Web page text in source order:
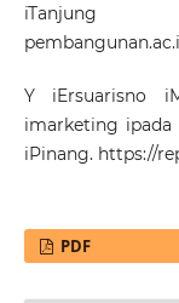
Y iErsuarisno
imarketing ipada
iPinang. https://
PDF